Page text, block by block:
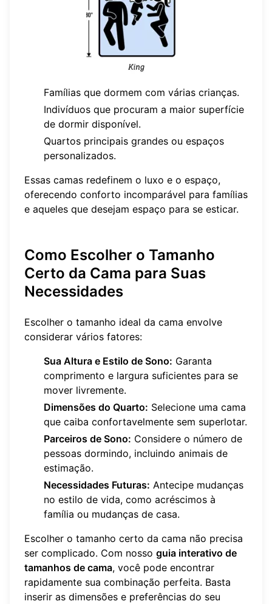
Famílias que dormem com várias crianças.
Indivíduos que procuram a maior superfície
de dormir disponível.
Quartos principais grandes ou espaços
personalizados.
Essas camas redefinem o luxo e o espaço,
oferecendo conforto incomparável para famílias
e aqueles que desejam espaço para se esticar.
Como Escolher o Tamanho
Certo da Cama para Suas
Necessidades
Escolher o tamanho ideal da cama envolve
considerar vários fatores:
Sua Altura e Estilo de Sono: Garanta
comprimento e largura suficientes para se
mover livremente.
Dimensões do Quarto: Selecione uma cama
que caiba confortavelmente sem superlotar.
Parceiros de Sono: Considere o número de
pessoas dormindo, incluindo animais de
estimação.
Necessidades Futuras: Antecipe mudanças
no estilo de vida, como acréscimos à
família ou mudanças de casa.
Escolher o tamanho certo da cama não precisa
ser complicado. Com nosso guia interativo de
tamanhos de cama, você pode encontrar
rapidamente sua combinação perfeita. Basta
inserir as dimensões e preferências do seu